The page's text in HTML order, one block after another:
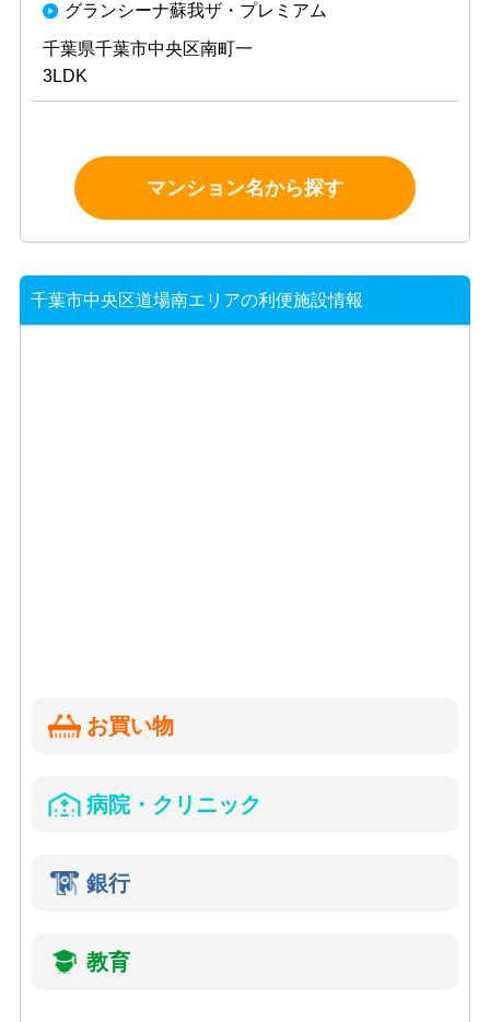
グランシーナ蘇我ザ・プレミアム
千葉県千葉市中央区南町一
3LDK
マンション名から探す
千葉市中央区道場南エリアの利便施設情報
お買い物
病院・クリニック
銀行
教育